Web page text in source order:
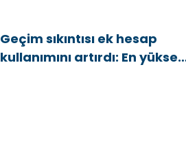
Geçim sıkıntısı ek hesap
kullanımını artırdı: En yüksek